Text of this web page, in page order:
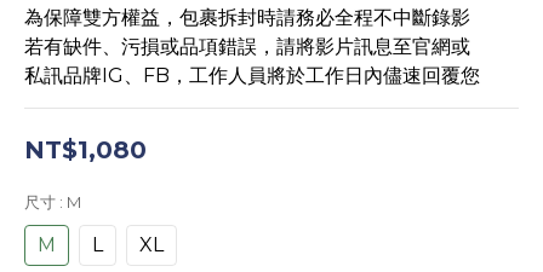
為保障雙方權益，包裹拆封時請務必全程不中斷錄影
若有缺件、污損或品項錯誤，請將影片訊息至官網或
私訊品牌IG、FB，工作人員將於工作日內儘速回覆您
NT$1,080
尺寸 : M
M L XL